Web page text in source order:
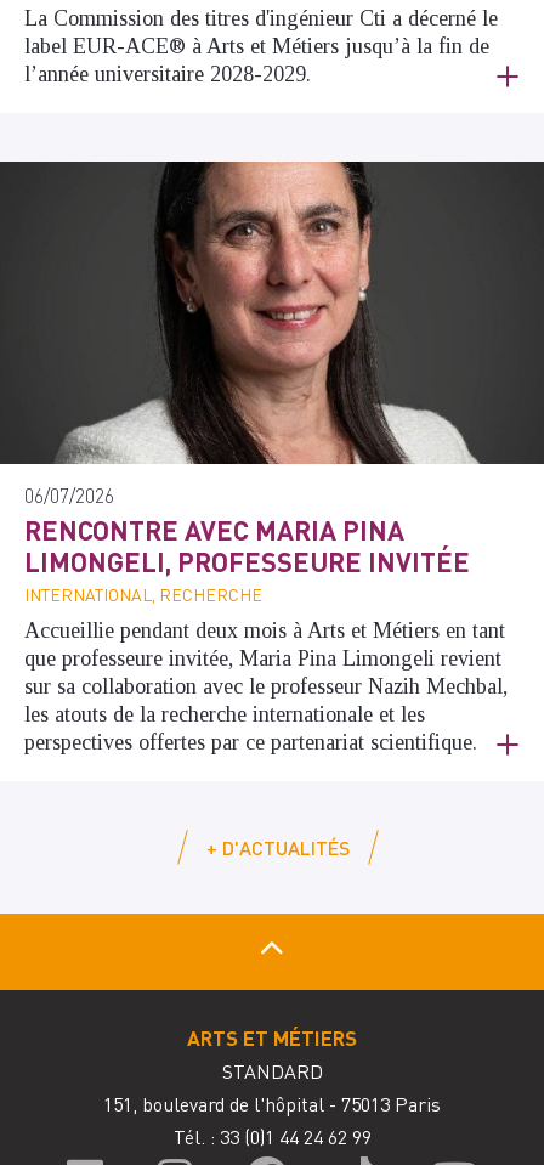
La Commission des titres d'ingénieur Cti a décerné le
label EUR-ACE® à Arts et Métiers jusqu’à la fin de
l’année universitaire 2028-2029.
06/07/2026
RENCONTRE AVEC MARIA PINA
LIMONGELI, PROFESSEURE INVITÉE
INTERNATIONAL, RECHERCHE
Accueillie pendant deux mois à Arts et Métiers en tant
que professeure invitée, Maria Pina Limongeli revient
sur sa collaboration avec le professeur Nazih Mechbal,
les atouts de la recherche internationale et les
perspectives offertes par ce partenariat scientifique.
+ D'ACTUALITÉS
ARTS ET MÉTIERS
STANDARD
151, boulevard de l'hôpital - 75013 Paris
Tél. : 33 (0)1 44 24 62 99